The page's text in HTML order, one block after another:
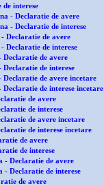
interese
- Declaratie de avere
- Declaratie de interese
Declaratie de avere
Declaratie de interese
de avere
de interese
de avere incetare
de interese incetare
de avere
de interese
de avere incetare
de interese incetare
de avere
de interese
- Declaratie de avere
- Declaratie de interese
de avere